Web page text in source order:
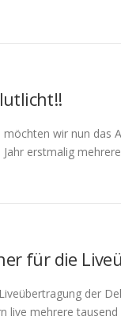
wir nun
erstmalig
für die
der
live mehrere